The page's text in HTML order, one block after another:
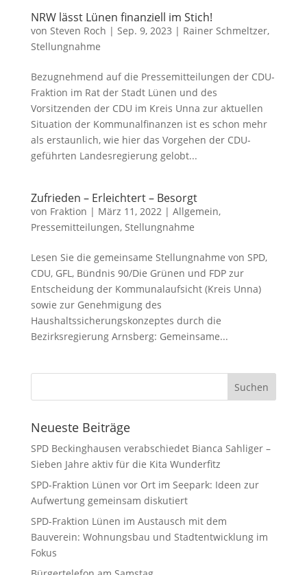
NRW lässt Lünen finanziell im Stich!
von Steven Roch | Sep. 9, 2023 | Rainer Schmeltzer,
Stellungnahme
Bezugnehmend auf die Pressemitteilungen der CDU-
Fraktion im Rat der Stadt Lünen und des
Vorsitzenden der CDU im Kreis Unna zur aktuellen
Situation der Kommunalfinanzen ist es schon mehr
als erstaunlich, wie hier das Vorgehen der CDU-
geführten Landesregierung gelobt...
Zufrieden – Erleichtert – Besorgt
von Fraktion | März 11, 2022| Allgemein,
Pressemitteilungen, Stellungnahme
Lesen Sie die gemeinsame Stellungnahme von SPD,
CDU, GFL, Bündnis 90/Die Grünen und FDP zur
Entscheidung der Kommunalaufsicht (Kreis Unna)
sowie zur Genehmigung des
Haushaltssicherungskonzeptes durch die
Bezirksregierung Arnsberg: Gemeinsame...
Neueste Beiträge
SPD Beckinghausen verabschiedet Bianca Sahliger –
Sieben Jahre aktiv für die Kita Wunderfitz
SPD-Fraktion Lünen vor Ort im Seepark: Ideen zur
Aufwertung gemeinsam diskutiert
SPD-Fraktion Lünen im Austausch mit dem
Bauverein: Wohnungsbau und Stadtentwicklung im
Fokus